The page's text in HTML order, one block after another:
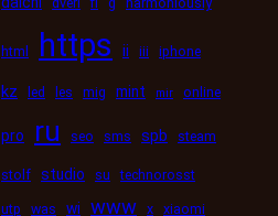
html https ii iii iphone
kz led les mig mint mir online
pro ru seo sms spb steam
stolf studio su technorosst
utp was wi www x xiaomi